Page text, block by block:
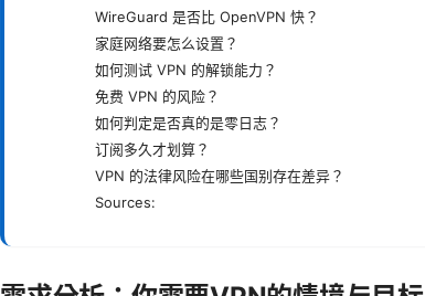
WireGuard 是否比 OpenVPN 快？
家庭网络要怎么设置？
如何测试 VPN 的解锁能力？
免费 VPN 的风险？
如何判定是否真的是零日志？
订阅多久才划算？
VPN 的法律风险在哪些国别存在差异？
Sources: